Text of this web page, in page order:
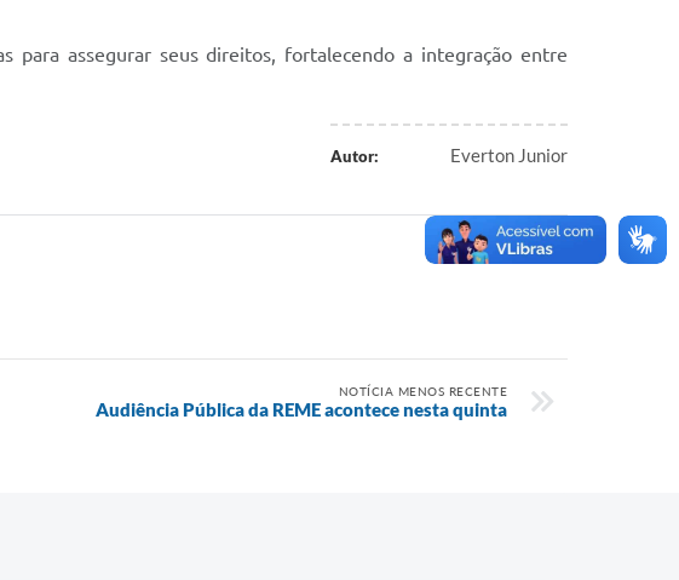
para assegurar seus direitos, fortalecendo a integração entre
Autor: Everton Junior
NOTÍCIA MENOS RECENTE
Audiência Pública da REME acontece nesta quinta